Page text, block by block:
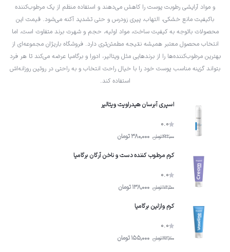
لیکوئید گلد است که نشان‌دهنده وجود مواد ممتاز در فرمولاسیون آن است. برای مثال
روغن آرگان که به دلیل مواد مغذی خود به «طلای مایع» معروف است، در فرمولاسیون
این لوسیون وجود دارد. بنابراین اسیدهای چرب ضروری، ویتامین E و آنتی‌اکسیدان‌ها نیز
بخشی از لوسیون ادورامکس هستند که خاصیت ارتجاعی پوست را بهبود بخشیده و
خطوط ریز چین‌وچروک را کاهش می‌دهند.
و مواد آرایشی رطوبت پوست را کاهش می‌دهند و استفاده منظم از یک مرطوب‌کننده
باکیفیت مانع خشکی، التهاب، پیری زودرس و حتی تشدید آکنه می‌شود. قیمت این
محصولات باتوجه به کیفیت ساخت، مواد اولیه، حجم و شهرت برند متفاوت است، اما
انتخاب محصول معتبر همیشه نتیجه مطمئن‌تری دارد. فروشگاه باریژان مجموعه‌ای از
بهترین مرطوب‌کننده‌ها را از برندهایی مثل ویتالیر، ادورا و برگامیا عرضه می‌کند تا هر فرد
بتواند گزینه مناسب پوست خود را با خیال راحت انتخاب و به‌ راحتی در روتین روزانه‌اش
استفاده کند.
اسپری آبرسان هیدراویت ویتالیر
0.0
422,000تومان 380,000تومان
کرم مرطوب کننده دست و ناخن آرگان برگامیا
0.0
172,500تومان 138,000تومان
کرم وازلین برگامیا
0.0
193,700تومان 155,000تومان